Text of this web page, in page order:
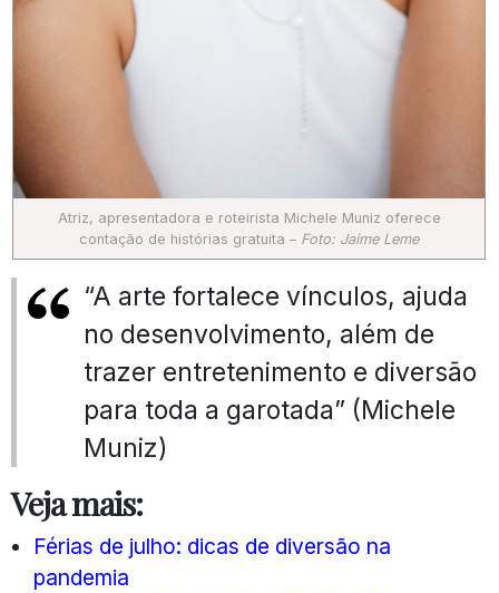
Atriz, apresentadora e roteirista Michele Muniz oferece
contação de histórias gratuita – Foto: Jaime Leme
“A arte fortalece vínculos, ajuda
no desenvolvimento, além de
trazer entretenimento e diversão
para toda a garotada” (Michele
Muniz)
Veja mais:
Férias de julho: dicas de diversão na
pandemia